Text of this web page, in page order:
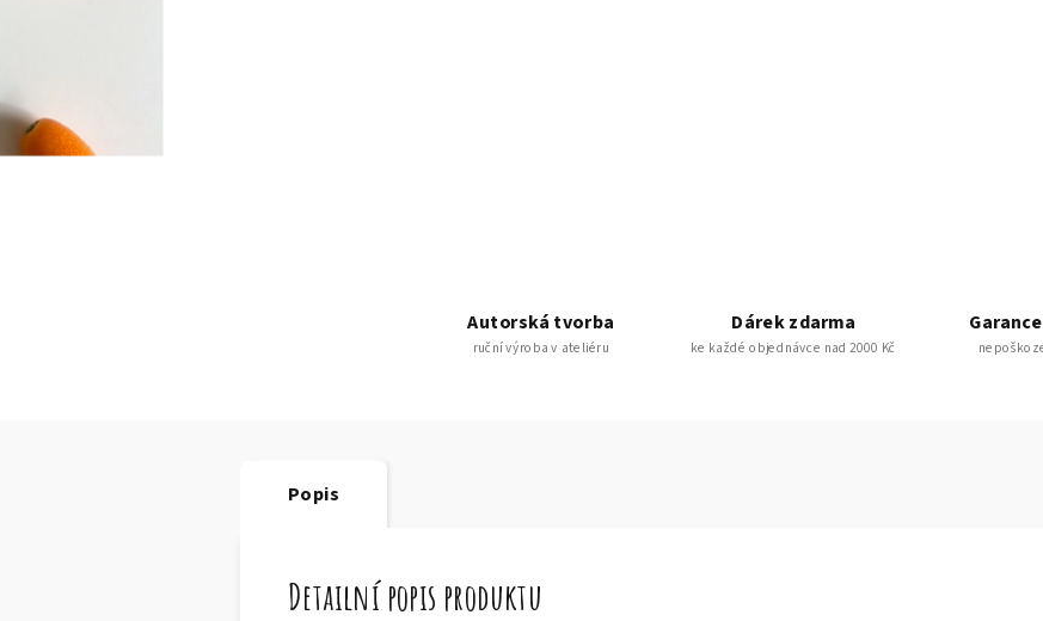
Autorská tvorba
ruční výroba v ateliéru
Dárek zdarma
ke každé objednávce nad 2000 Kč
Popis
Detailní popis produktu